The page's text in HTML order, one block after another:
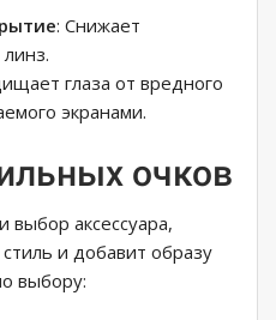
: Снижает
глаза от вредного
экранами.
очков
выбор аксессуара,
и добавит образу
выбору: